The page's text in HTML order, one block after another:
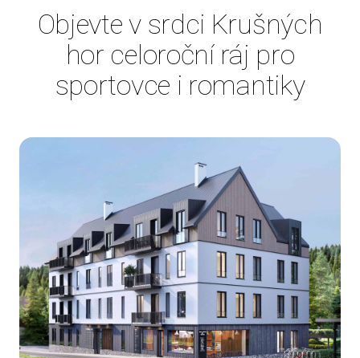
Objevte v srdci Krušných
hor celoroční ráj pro
sportovce i romantiky